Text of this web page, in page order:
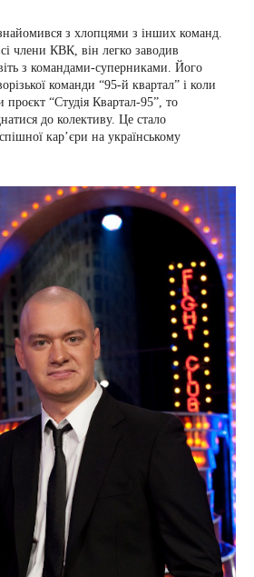
з хлопцями з інших команд.
члени КВК, він легко заводив
з командами-суперниками. Його
команди “95-й квартал” і коли
“Студія Квартал-95”, то
до колективу. Це стало
кар’єри на українському